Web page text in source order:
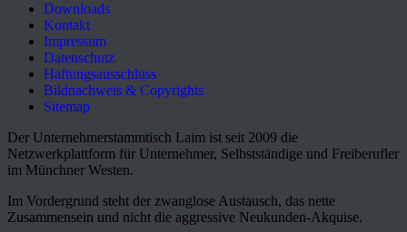
Downloads
Kontakt
Impressum
Datenschutz
Haftungsausschluss
Bildnachweis & Copyrights
Sitemap
Der Unternehmerstammtisch Laim ist seit 2009 die
Netzwerkplattform für Unternehmer, Selbstständige und Freiberufler
im Münchner Westen.
Im Vordergrund steht der zwanglose Austausch, das nette
Zusammensein und nicht die aggressive Neukunden-Akquise.